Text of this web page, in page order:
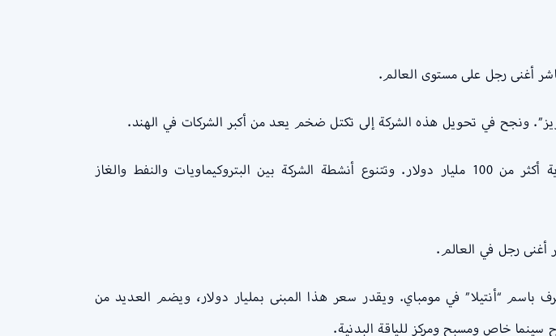
أغنى رجل على مستوى العالم.
تعد “ريلايانس إندستريز” من أكبر الشركات في الهند، حيث تبلغ إيراداتها السنوية أكثر من 100 مليار دولار. وتتنوع أنشطة الشركة بين البتروكيماويات والنفط والغاز
حياة فخما، فهو يملك مبنى سكنيا خاصا مكونا من 27 طابقا يعرف باسم “أنتيلا” في مومباي. ويقدر سعر هذا المبنى بمليار دولار، ويضم العديد من